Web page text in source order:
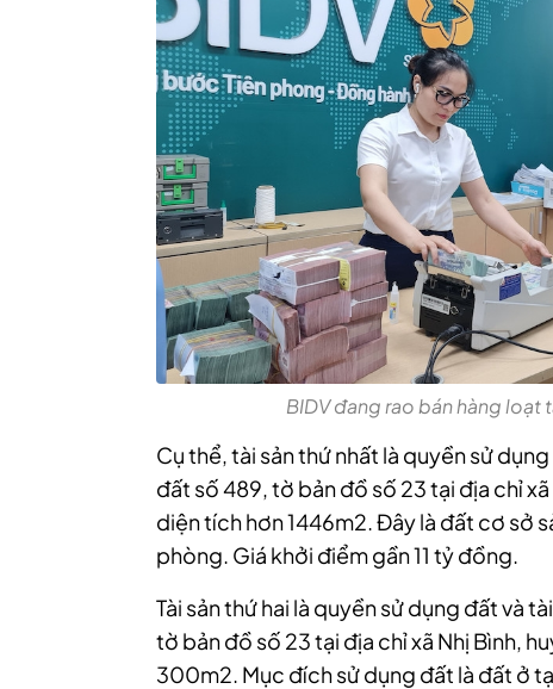
BIDV đang rao bán hàng loạt
Cụ thể, tài sản thứ nhất là quyền sử
đất số 489, tờ bản đồ số 23 tại địa chỉ
diện tích hơn 1446m2. Đây là đất cơ sở
phòng. Giá khởi điểm gần 11 tỷ đồng.
Tài sản thứ hai là quyền sử dụng đất và
tờ bản đồ số 23 tại địa chỉ xã Nhị Bình,
300m2. Mục đích sử dụng đất là đất ở